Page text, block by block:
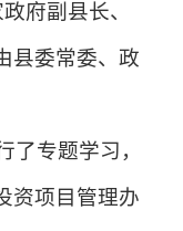
府副县长、
县委常委、政
专题学习，
资项目管理办